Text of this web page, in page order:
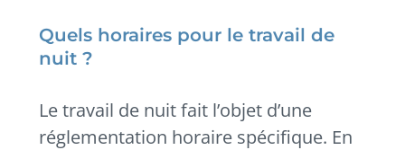
Quels horaires pour le travail de
nuit ?
Le travail de nuit fait l’objet d’une
réglementation horaire spécifique. En